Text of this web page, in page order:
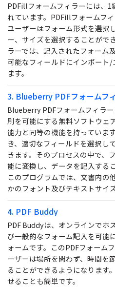
PDFillフォームフィラーには、
れています。PDFillフォームフ
ユーザーはフォーム形式を選択
ー、サイズを選択することがで
ラーでは、記入されたフォーム
可能なフィールドにインポート
ます。
3. Blueberry PDFフォームフ
Blueberry PDFフォームフィラ
刷を可能にする無料ソフトウェ
能力と同等の機能を持っていま
き、適切なフィールドを選択し
きます。そのプロセスの中で、
能に変換し、データを記入する
このプログラムでは、文書内の
かのフォント及びテキストサイ
4. PDF Buddy
PDF Buddyは、オンラインでホ
び一般的なフォーム記入を可能
ォームです。このPDFフォーム
ーザーは場所を問わず、時間を
ることができるようになります
せることも簡単です。